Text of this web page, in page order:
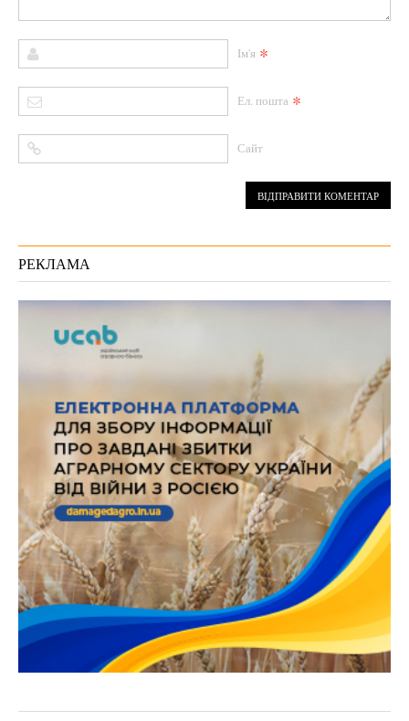
Ім'я *
Ел. пошта *
Сайт
РЕКЛАМА